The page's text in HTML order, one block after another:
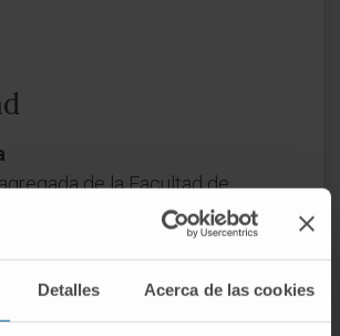
Detalles Acerca de las cookies
de la Facultad de
de la Universidad de Navarra en
de Practicum Clínico del